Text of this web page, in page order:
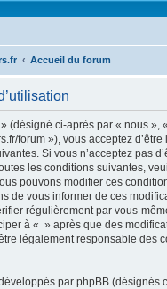
Accueil du forum
(désigné ci-après par « nous »,
forum »), vous acceptez
Si vous n’acceptez pas
les conditions suivantes,
pouvons modifier ces
de vous informer de ces
régulièrement par vous-
à « » après que des
légalement responsable des
par phpBB (désignés